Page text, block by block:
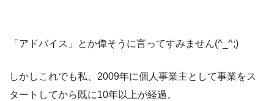
「アドバイス」とか偉そうに言ってすみません(^_^;)
しかしこれでも私、2009年に個人事業主として事業をス
タートしてから既に10年以上が経過。